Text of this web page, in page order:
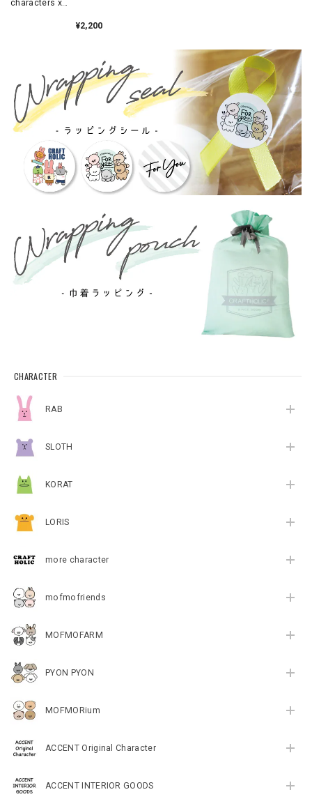
CHARACTER
RAB
SLOTH
KORAT
LORIS
more character
mofmofriends
MOFMOFARM
PYON PYON
MOFMORium
ACCENT Original Character
ACCENT INTERIOR GOODS
characters x
しフェイスポーチ¥2,200